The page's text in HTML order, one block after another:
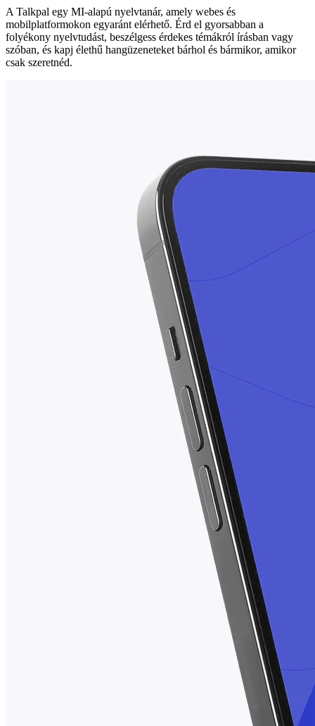
A Talkpal egy MI-alapú nyelvtanár, amely webes és
mobilplatformokon egyaránt elérhető. Érd el gyorsabban a
folyékony nyelvtudást, beszélgess érdekes témákról írásban vagy
szóban, és kapj élethű hangüzeneteket bárhol és bármikor, amikor
csak szeretnéd.